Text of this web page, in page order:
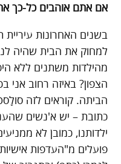
אם אתם אוהבים כל-כך
בשנים האחרונות
למחוק את הבית שהיה
מהילדות משתנים ללא
הצפון? באיזה רחוב אני
הביתה. קוראים לזה
כתובת – יש א'נשים
ילדותנו, כמובן לא
פועלים מ"העדפות